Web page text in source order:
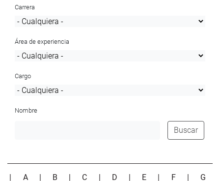
Carrera
Área de experiencia
Cargo
Nombre
Buscar
| A | B | C | D | E | F | G